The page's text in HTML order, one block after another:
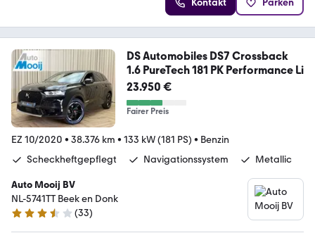
DS Automobiles DS7 Crossback
1.6 PureTech 181 PK Performance Li
23.950 €
Fairer Preis
EZ 10/2020 • 38.376 km • 133 kW (181 PS) • Benzin
Scheckheftgepflegt
Navigationssystem Metallic
Auto Mooij BV
NL-5741TT Beek en Donk
3.7 Sterne
(33)